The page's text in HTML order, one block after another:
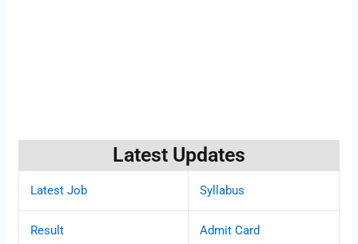
Latest Updates
Latest Job Syllabus
Result Admit Card